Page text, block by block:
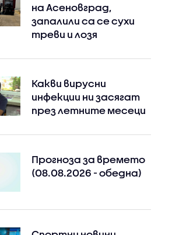
на Асеновград,
запалили са се сухи
треви и лозя
Какви вирусни
инфекции ни засягат
през летните месеци
Прогноза за времето
(08.08.2026 - обедна)